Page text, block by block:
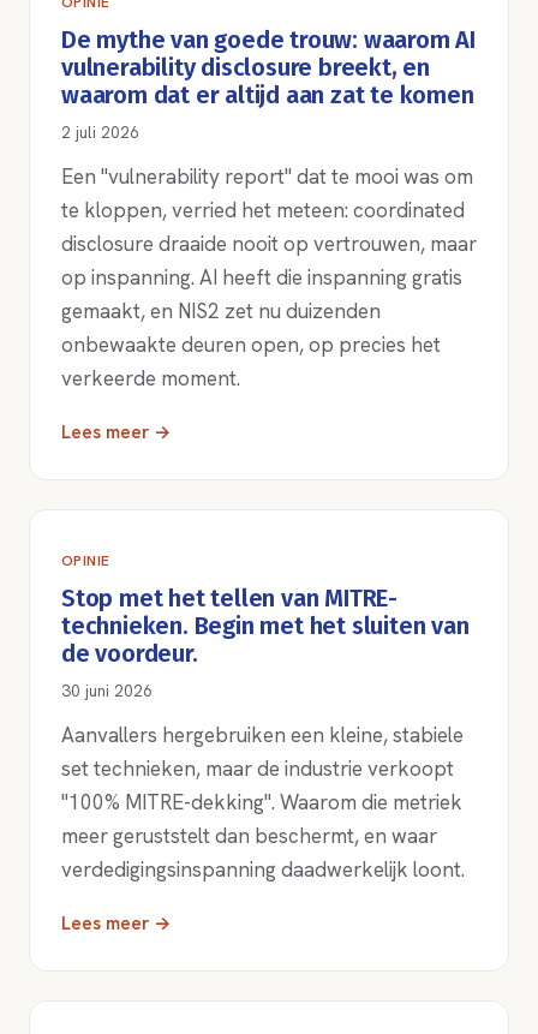
De mythe van goede trouw: waarom AI
vulnerability disclosure breekt, en
waarom dat er altijd aan zat te komen
2 juli 2026
Een "vulnerability report" dat te mooi was om
te kloppen, verried het meteen: coordinated
disclosure draaide nooit op vertrouwen, maar
op inspanning. AI heeft die inspanning gratis
gemaakt, en NIS2 zet nu duizenden
onbewaakte deuren open, op precies het
verkeerde moment.
Lees meer →
OPINIE
Stop met het tellen van MITRE-
technieken. Begin met het sluiten van
de voordeur.
30 juni 2026
Aanvallers hergebruiken een kleine, stabiele
set technieken, maar de industrie verkoopt
"100% MITRE-dekking". Waarom die metriek
meer geruststelt dan beschermt, en waar
verdedigingsinspanning daadwerkelijk loont.
Lees meer →